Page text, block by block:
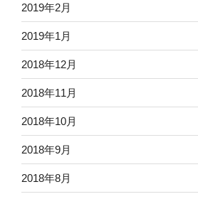
2019年2月
2019年1月
2018年12月
2018年11月
2018年10月
2018年9月
2018年8月